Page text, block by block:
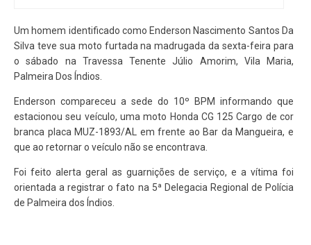
Um homem identificado como Enderson Nascimento Santos Da
Silva teve sua moto furtada na madrugada da sexta-feira para
o sábado na Travessa Tenente Júlio Amorim, Vila Maria,
Palmeira Dos Índios.
Enderson compareceu a sede do 10º BPM informando que
estacionou seu veículo, uma moto Honda CG 125 Cargo de cor
branca placa MUZ-1893/AL em frente ao Bar da Mangueira, e
que ao retornar o veículo não se encontrava.
Foi feito alerta geral as guarnições de serviço, e a vítima foi
orientada a registrar o fato na 5ª Delegacia Regional de Polícia
de Palmeira dos Índios.